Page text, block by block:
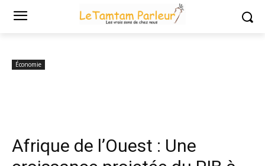
Accueil
Afrique de l’Ouest : Une croissance projetée du
Économie
Afrique de l’Ouest : Une